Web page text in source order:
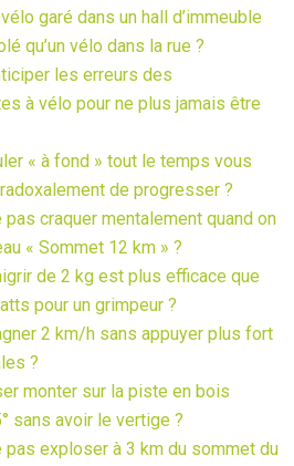
garé dans un hall d’immeuble
qu’un vélo dans la rue ?
les erreurs des
à vélo pour ne plus jamais être
« à fond » tout le temps vous
de progresser ?
pas craquer mentalement quand on
« Sommet 12 km » ?
de 2 kg est plus efficace que
pour un grimpeur ?
2 km/h sans appuyer plus fort
?
monter sur la piste en bois
sans avoir le vertige ?
pas exploser à 3 km du sommet du